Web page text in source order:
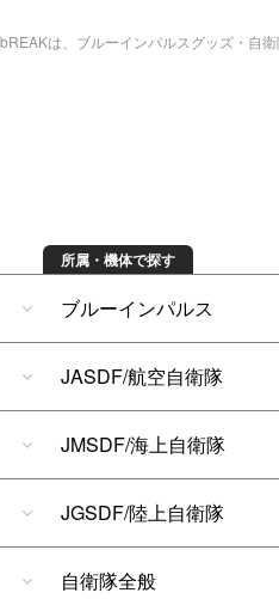
は、ブルーインパルスグッズ・自
所属・機体で探す
ブルーインパルス
JASDF/航空自衛隊
JMSDF/海上自衛隊
JGSDF/陸上自衛隊
自衛隊全般